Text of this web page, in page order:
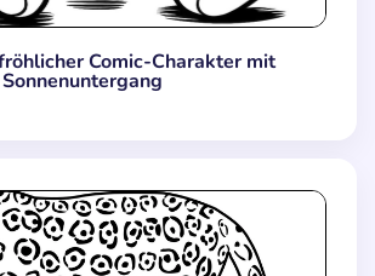
Comic-Charakter mit